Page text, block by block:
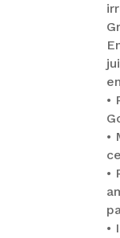
•
•
•
•